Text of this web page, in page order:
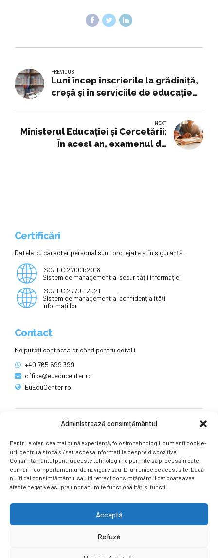
Administrează consimțământul
Pentru a oferi cea mai bună experiență, folosim tehnologii, cum ar fi cookie-
uri, pentru a stoca și/sau accesa informațiile despre dispozitive.
Consimțământul pentru aceste tehnologii ne permite să procesăm date,
cum ar fi comportamentul de navigare sau ID-uri unice pe acest site. Dacă
nu îți dai consimțământul sau îți retragi consimțământul dat poate avea
afecte negative asupra unor anumite funcționalități și funcții.
Acceptă
Refuză
PREVIOUS
Luni încep înscrierile la grădiniţă,
creşă şi în serviciile de educaţie
NEXT
Ministerul Educației și Cercetării:
În acest an, examenul de
Certificări
Datele cu caracter personal sunt protejate și în siguranță.
ISO/IEC 27001:2018
Sistem de management al securității informației
ISO/IEC 27701:2021
Sistem de management al confidențialității
informațiilor
Contact
Ne puteți contacta oricând pentru detalii.
+40 765 699 399
office@eueducenter.ro
EuEduCenter.ro
Ne puteți găsi și pe rețelele sociale.